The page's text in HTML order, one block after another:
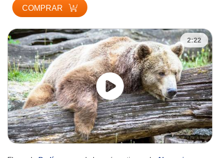
COMPRAR
2:22